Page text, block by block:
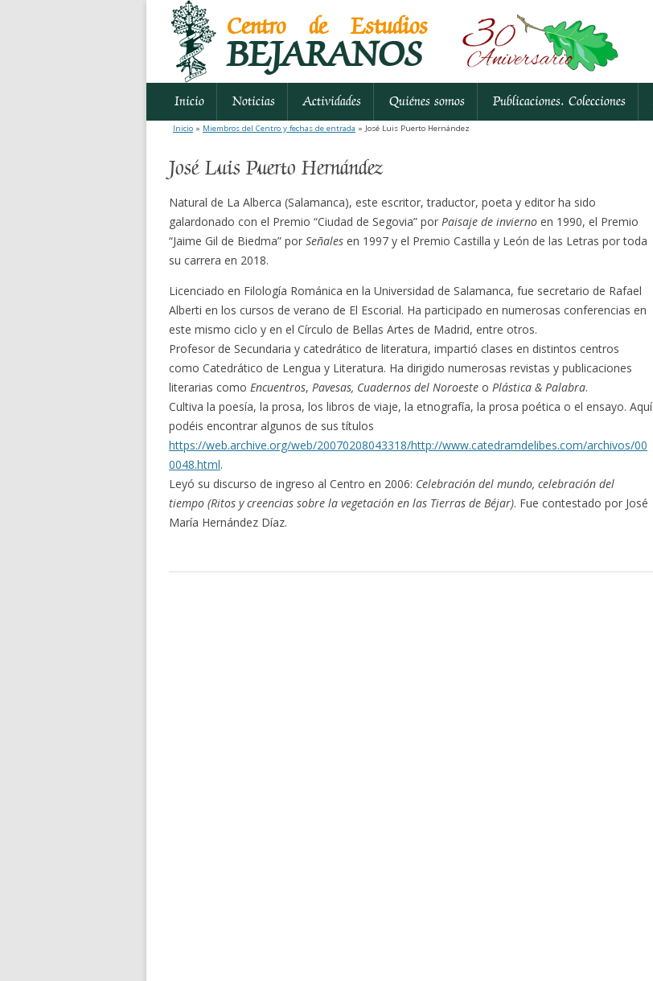
Centro de Estudios
BEJARANOS
Ir al contenido
Inicio Noticias Actividades Quiénes somos Publicaciones. Colecciones
Inicio » Miembros del Centro y fechas de entrada » José Luis Puerto Hernández
José Luis Puerto Hernández
Natural de La Alberca (Salamanca), este escritor, traductor, poeta y editor ha sido
galardonado con el Premio “Ciudad de Segovia” por Paisaje de invierno en 1990, el Premio
“Jaime Gil de Biedma” por Señales en 1997 y el Premio Castilla y León de las Letras por toda
su carrera en 2018.
Licenciado en Filología Románica en la Universidad de Salamanca, fue secretario de Rafael
Alberti en los cursos de verano de El Escorial. Ha participado en numerosas conferencias en
este mismo ciclo y en el Círculo de Bellas Artes de Madrid, entre otros.
Profesor de Secundaria y catedrático de literatura, impartió clases en distintos centros
como Catedrático de Lengua y Literatura. Ha dirigido numerosas revistas y publicaciones
literarias como Encuentros, Pavesas, Cuadernos del Noroeste o Plástica & Palabra.
Cultiva la poesía, la prosa, los libros de viaje, la etnografía, la prosa poética o el ensayo. Aquí
podéis encontrar algunos de sus títulos
https://web.archive.org/web/20070208043318/http://www.catedramdelibes.com/archivos/00
0048.html.
Leyó su discurso de ingreso al Centro en 2006: Celebración del mundo, celebración del
tiempo (Ritos y creencias sobre la vegetación en las Tierras de Béjar). Fue contestado por José
María Hernández Díaz.